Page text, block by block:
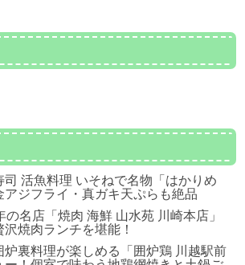
司 活魚料理 いそねで名物「はかりめ
アジフライ・真ガキ天ぷらも絶品
の名店「焼肉 海鮮 山水苑 川崎本店」
焼肉ランチを堪能！
炉裏料理が楽しめる「囲炉鶏 川越駅前